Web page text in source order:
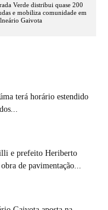
Verde distribui quase 200
e mobiliza comunidade em
Gaivota
terá horário estendido
e prefeito Heriberto
de pavimentação...